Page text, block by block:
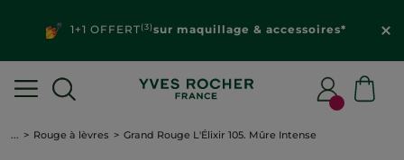
1+1 OFFERT(3)sur maquillage & accessoires*
... Rouge à lèvres Grand Rouge L'Élixir 105. Mûre Intense